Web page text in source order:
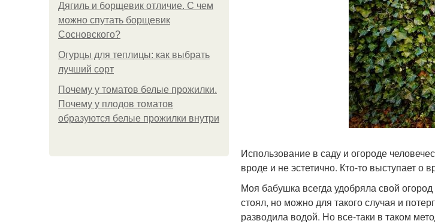
Дягиль и борщевик отличие. С чем
можно спутать борщевик
Сосновского?
Огурцы для теплицы: как выбрать
лучший сорт
Почему у томатов белые прожилки.
Почему у плодов томатов
образуются белые прожилки внутри
Использование в саду и огороде
вроде и не эстетично. Кто-то выступает о
Моя бабушка всегда удобряла свой
стоял, но можно для такого случая и
разводила водой. Но все-таки в таком